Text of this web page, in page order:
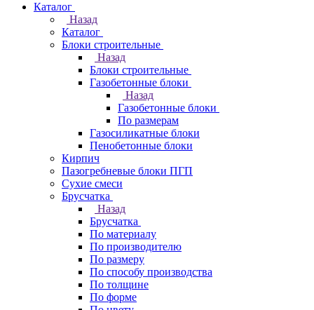
Каталог
Назад
Каталог
Блоки строительные
Назад
Блоки строительные
Газобетонные блоки
Назад
Газобетонные блоки
По размерам
Газосиликатные блоки
Пенобетонные блоки
Кирпич
Пазогребневые блоки ПГП
Сухие смеси
Брусчатка
Назад
Брусчатка
По материалу
По производителю
По размеру
По способу производства
По толщине
По форме